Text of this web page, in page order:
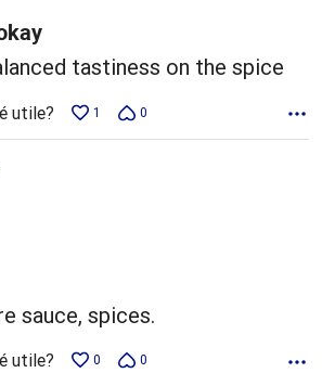
tastiness on the spice
utile? 1 0
sauce, spices.
utile? 0 0